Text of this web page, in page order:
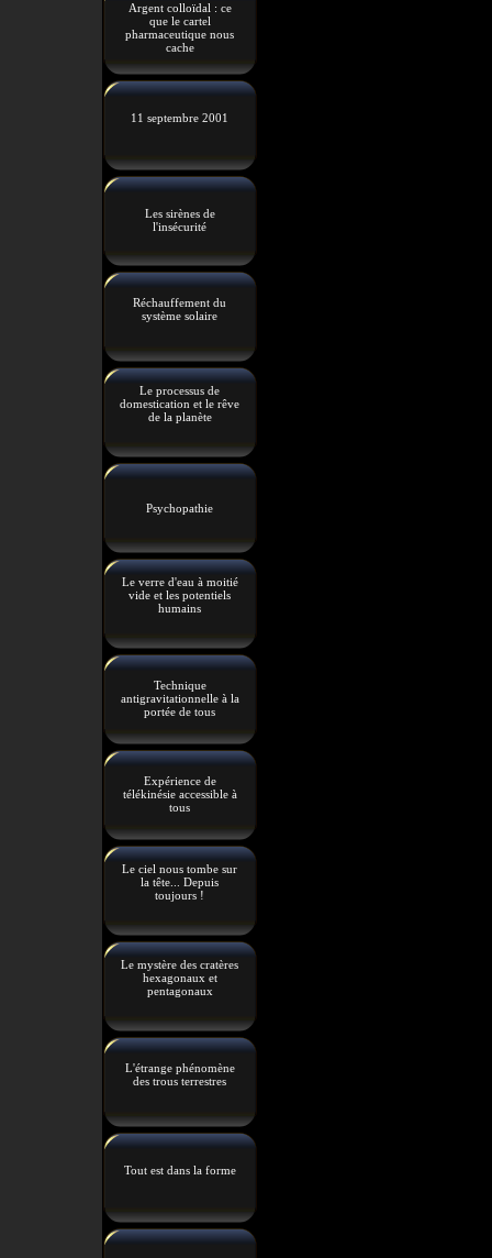
Argent colloïdal : ce
que le cartel
pharmaceutique nous
cache
11 septembre 2001
Les sirènes de
l'insécurité
Réchauffement du
système solaire
Le processus de
domestication et le rêve
de la planète
Psychopathie
Le verre d'eau à moitié
vide et les potentiels
humains
Technique
antigravitationnelle à la
portée de tous
Expérience de
télékinésie accessible à
tous
Le ciel nous tombe sur
la tête... Depuis
toujours !
Le mystère des cratères
hexagonaux et
pentagonaux
L'étrange phénomène
des trous terrestres
Tout est dans la forme